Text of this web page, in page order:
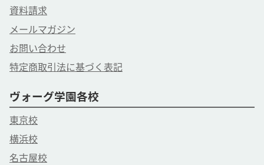
資料請求
メールマガジン
お問い合わせ
特定商取引法に基づく表記
ヴォーグ学園各校
東京校
横浜校
名古屋校